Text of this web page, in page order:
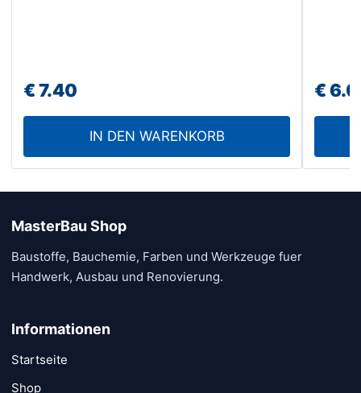
€7.40
IN DEN WARENKORB
€
MasterBau Shop
Baustoffe, Bauchemie, Farben und Werkzeuge fuer
Handwerk, Ausbau und Renovierung.
Informationen
Startseite
Shop